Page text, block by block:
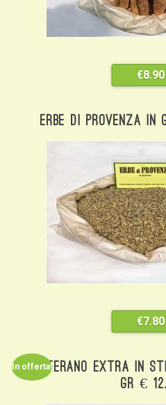
€8.90
Erbe Di Provenza
€7.80
Zafferano Extra In
Gr €
In offerta!